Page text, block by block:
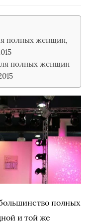
полных женщин,
полных женщин
полных
и той же